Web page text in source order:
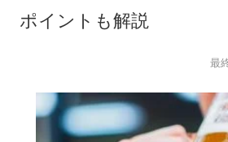
ポイントも解説
最